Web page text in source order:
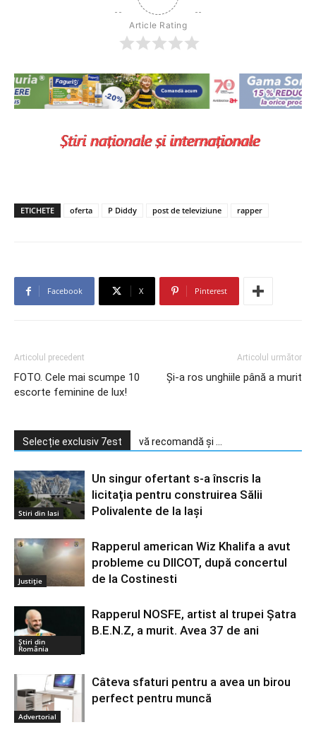
Article Rating
ETICHETE oferta P Diddy post de televiziune rapper
Facebook X Pinterest
Articolul precedent
FOTO. Cele mai scumpe 10
escorte feminine de lux!
Articolul următor
Şi-a ros unghiile până a murit
Selecție exclusiv 7est vă recomandă și ...
Stiri din Iasi
Un singur ofertant s-a înscris la
licitația pentru construirea Sălii
Polivalente de la Iași
Justiție
Rapperul american Wiz Khalifa a avut
probleme cu DIICOT, după concertul
de la Costinesti
Știri din
România
Rapperul NOSFE, artist al trupei Şatra
B.E.N.Z, a murit. Avea 37 de ani
Advertorial
Câteva sfaturi pentru a avea un birou
perfect pentru muncă